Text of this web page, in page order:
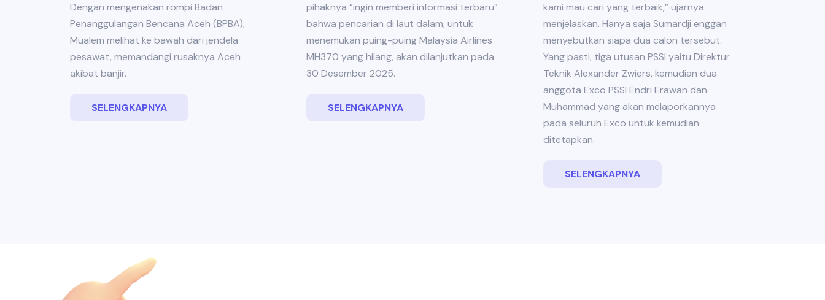
Dengan mengenakan rompi Badan
Penanggulangan Bencana Aceh (BPBA),
Mualem melihat ke bawah dari jendela
pesawat, memandangi rusaknya Aceh
akibat banjir.
SELENGKAPNYA
pihaknya ”ingin memberi informasi terbaru”
bahwa pencarian di laut dalam, untuk
menemukan puing-puing Malaysia Airlines
MH370 yang hilang, akan dilanjutkan pada
30 Desember 2025.
SELENGKAPNYA
kami mau cari yang terbaik,” ujarnya
menjelaskan. Hanya saja Sumardji enggan
menyebutkan siapa dua calon tersebut.
Yang pasti, tiga utusan PSSI yaitu Direktur
Teknik Alexander Zwiers, kemudian dua
anggota Exco PSSI Endri Erawan dan
Muhammad yang akan melaporkannya
pada seluruh Exco untuk kemudian
ditetapkan.
SELENGKAPNYA